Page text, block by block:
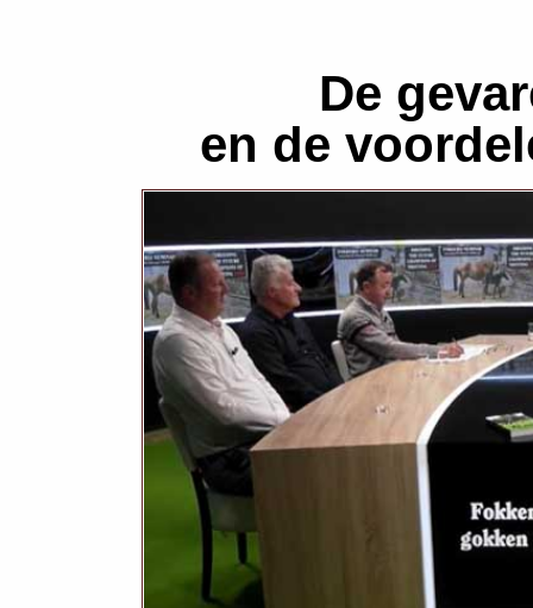
De
en de